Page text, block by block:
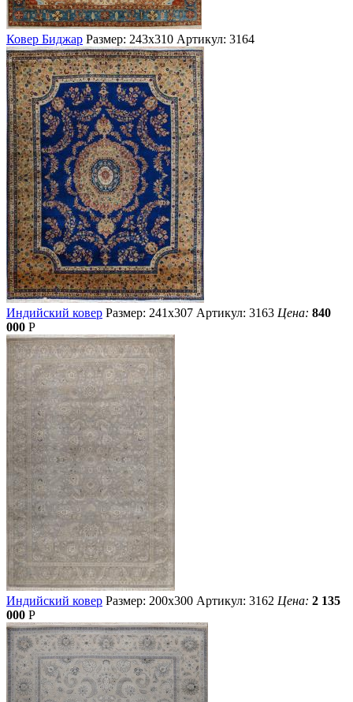
Ковер Биджар Размер: 243х310 Артикул: 3164
Индийский ковер Размер: 241х307 Артикул: 3163 Цена: 840
000 Р
Индийский ковер Размер: 200х300 Артикул: 3162 Цена: 2 135
000 Р